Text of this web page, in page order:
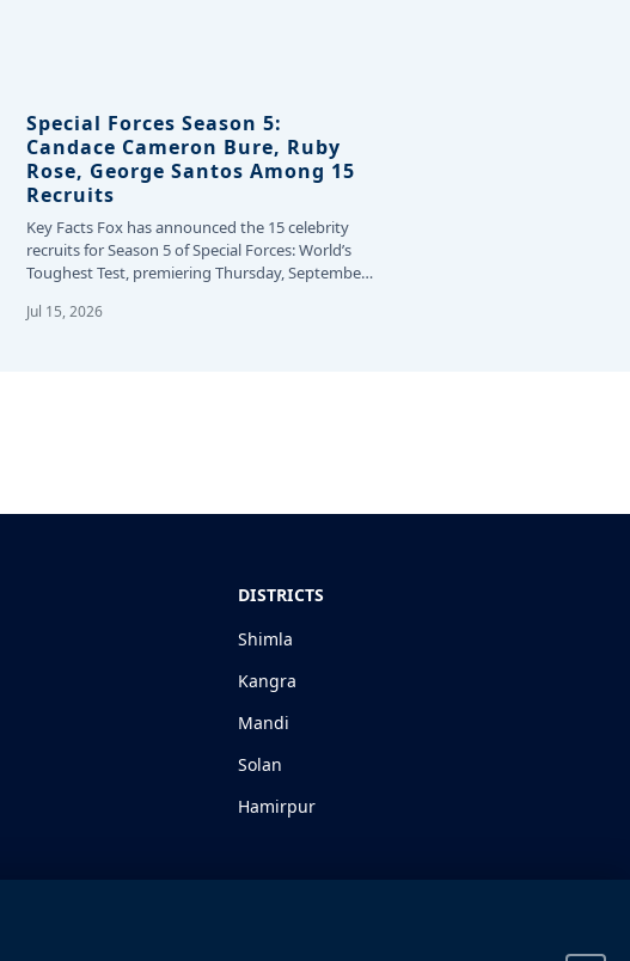
Special Forces Season 5:
Candace Cameron Bure, Ruby
Rose, George Santos Among 15
Recruits
Key Facts Fox has announced the 15 celebrity
recruits for Season 5 of Special Forces: World’s
Toughest Test, premiering Thursday, September
Jul 15, 2026
DISTRICTS
Shimla
Kangra
Mandi
Solan
Hamirpur